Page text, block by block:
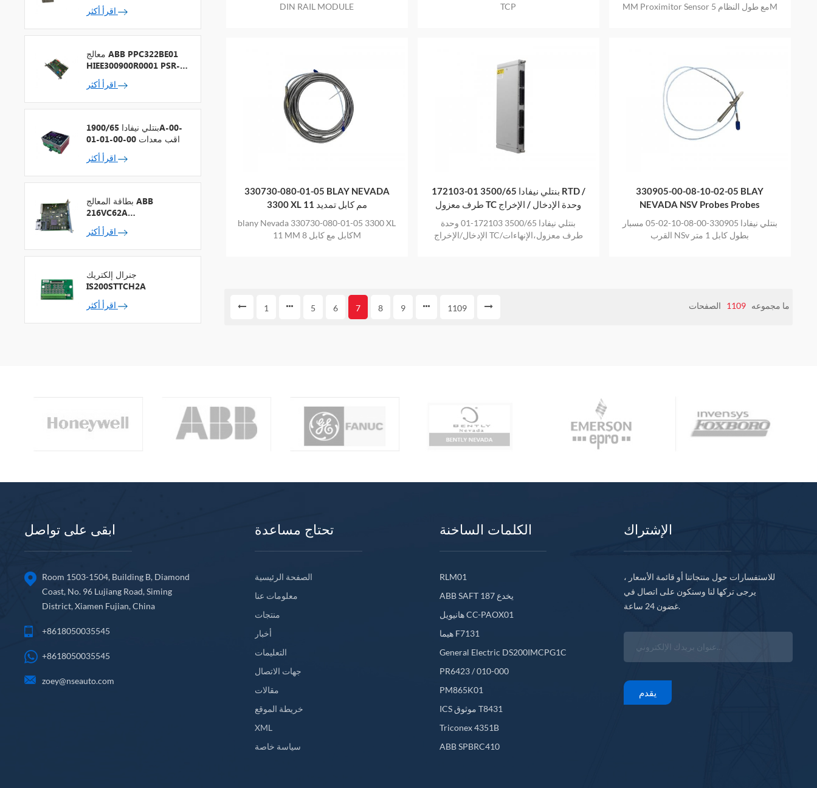
DIN RAIL MODULE
TCP
MM Proximitor Sensor مع طول النظام 5M
330730-080-01-05 BLAY NEVADA
3300 XL 11 مم كابل تمديد
blany Nevada 330730-080-01-05 3300 XL
11 MM كابل مع كابل 8M
172103-01 بنتلي نيفادا 3500/65 RTD /
طرف معزول TC وحدة الإدخال / الإخراج
بنتلي نيفادا 3500/65 172103-01 وحدة
الإدخال/الإخراج TC/طرف معزول،الإنهاءات
330905-00-08-10-02-05 BLAY
NEVADA NSV Probes Probes
بنتلي نيفادا 330905-00-08-10-02-05 مسبار
القرب NSv بطول كابل 1 متر
1 5 6 7 8 9 1109 ما مجموعه 1109 الصفحات
معالج ABB PPC322BE01
HIEE300900R0001 PSR-2
+ ناقل المجال
بنتلي نيفادا 1900/65A-00-
01-01-00-00 مراقب معدات
الأغراض العامة
بطاقة المعالج ABB
216VC62A
HESG324442R13
جنرال إلكتريك
IS200STTCH2A
ابقى على تواصل
Room 1503-1504, Building B, Diamond
Coast, No. 96 Lujiang Road, Siming
District, Xiamen Fujian, China
+8618050035545
+8618050035545
zoey@nseauto.com
تحتاج مساعدة
الصفحة الرئيسية
معلومات عنا
منتجات
أخبار
التعليمات
جهات الاتصال
مقالات
خريطة الموقع
XML
سياسة خاصة
الكلمات الساخنة
RLM01
ABB SAFT 187 يخدع
هانيويل CC-PAOX01
هيما F7131
General Electric DS200IMCPG1C
PR6423 / 010-000
PM865K01
ICS موثوق T8431
Triconex 4351B
ABB SPBRC410
الإشتراك
للاستفسارات حول منتجاتنا أو قائمة الأسعار ،
يرجى تركها لنا وسنكون على اتصال في
غضون 24 ساعة.
يقدم